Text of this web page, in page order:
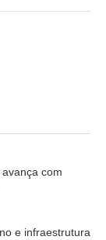
com
e infraestrutura